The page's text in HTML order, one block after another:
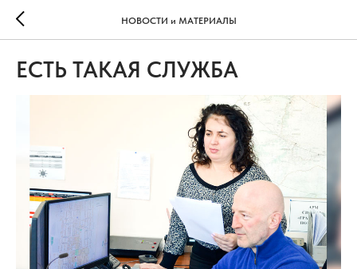
НОВОСТИ и МАТЕРИАЛЫ
ЕСТЬ ТАКАЯ СЛУЖБА